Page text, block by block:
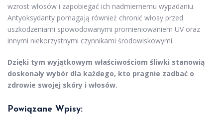
wzrost włosów i zapobiegać ich nadmiernemu wypadaniu.
Antyoksydanty pomagają również chronić włosy przed
uszkodzeniami spowodowanymi promieniowaniem UV oraz
innymi niekorzystnymi czynnikami środowiskowymi.
Dzięki tym wyjątkowym właściwościom śliwki stanowią
doskonały wybór dla każdego, kto pragnie zadbać o
zdrowie swojej skóry i włosów.
Powiązane Wpisy: